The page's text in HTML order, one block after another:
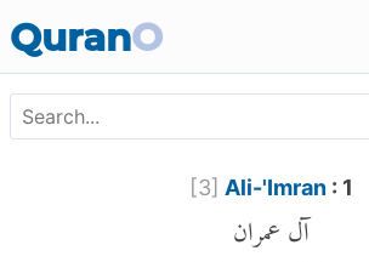
QuranO
[3] Ali-'Imran : 1
آل عمران